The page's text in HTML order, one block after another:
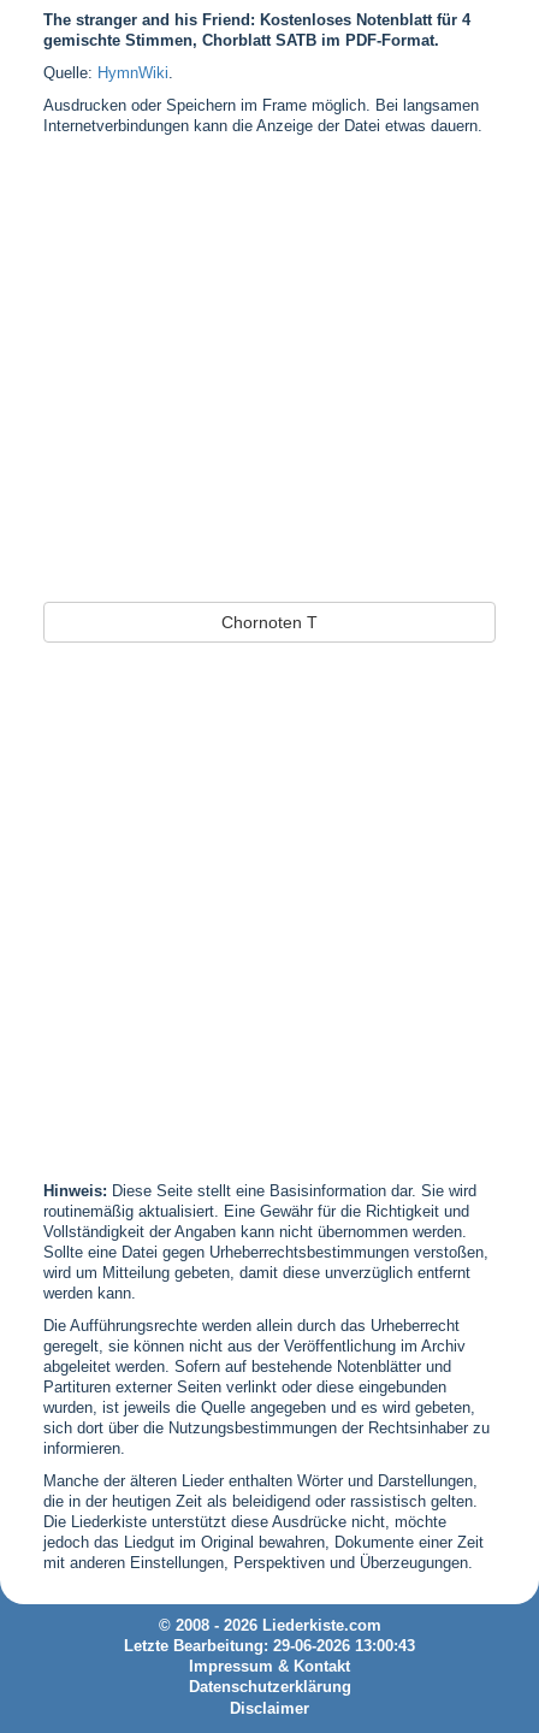
The stranger and his Friend: Kostenloses Notenblatt für 4
gemischte Stimmen, Chorblatt SATB im PDF-Format.
Quelle: HymnWiki
Ausdrucken oder Speichern im Frame möglich. Bei langsamen
Internetverbindungen kann die Anzeige der Datei etwas dauern.
Chornoten T
Hinweis: Diese Seite stellt eine Basisinformation dar. Sie wird
routinemäßig aktualisiert. Eine Gewähr für die Richtigkeit und
Vollständigkeit der Angaben kann nicht übernommen werden.
Sollte eine Datei gegen Urheberrechtsbestimmungen verstoßen,
wird um Mitteilung gebeten, damit diese unverzüglich entfernt
werden kann.
Die Aufführungsrechte werden allein durch das Urheberrecht
geregelt, sie können nicht aus der Veröffentlichung im Archiv
abgeleitet werden. Sofern auf bestehende Notenblätter und
Partituren externer Seiten verlinkt oder diese eingebunden
wurden, ist jeweils die Quelle angegeben und es wird gebeten,
sich dort über die Nutzungsbestimmungen der Rechtsinhaber zu
informieren.
Manche der älteren Lieder enthalten Wörter und Darstellungen,
die in der heutigen Zeit als beleidigend oder rassistisch gelten.
Die Liederkiste unterstützt diese Ausdrücke nicht, möchte
jedoch das Liedgut im Original bewahren, Dokumente einer Zeit
mit anderen Einstellungen, Perspektiven und Überzeugungen.
© 2008 - 2026 Liederkiste.com
Letzte Bearbeitung: 29-06-2026 13:00:43
Impressum & Kontakt
Datenschutzerklärung
Disclaimer